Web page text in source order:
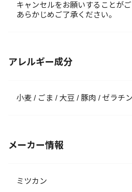
キャンセルをお願いすることがご
あらかじめご了承ください。
アレルギー成分
小麦 / ごま / 大豆 / 豚肉 / ゼラチン
メーカー情報
ミツカン